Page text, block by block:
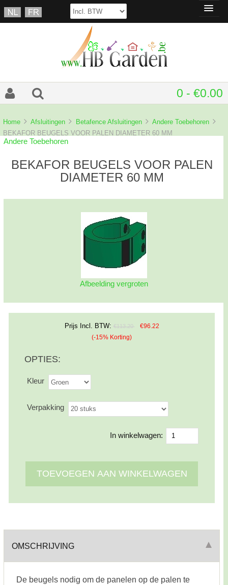
0 - €0.00
Home Afsluitingen Betafence Afsluitingen
Andere Toebehoren
BEKAFOR BEUGELS VOOR PALEN DIAMETER 60 MM
Andere Toebehoren
BEKAFOR BEUGELS VOOR PALEN
DIAMETER 60 MM
Afbeelding vergroten
Prijs Incl. BTW: €113.20
€96.22
(-15% Korting)
OPTIES:
Kleur
Verpakking
In winkelwagen:
OMSCHRIJVING
De beugels nodig om de panelen op de palen te